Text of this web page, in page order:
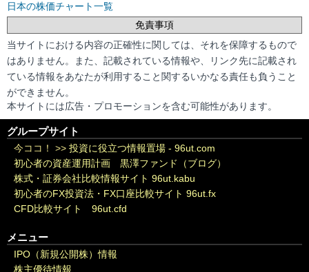
日本の株価チャート一覧
免責事項
当サイトにおける内容の正確性に関しては、それを保障するもので
はありません。また、記載されている情報や、リンク先に記載され
ている情報をあなたが利用すること関するいかなる責任も負うこと
ができません。
本サイトには広告・プロモーションを含む可能性があります。
グループサイト
今ココ！ >> 投資に役立つ情報置場 - 96ut.com
初心者の資産運用計画 黒澤ファンド（ブログ）
株式・証券会社比較情報サイト 96ut.kabu
初心者のFX投資法・FX口座比較サイト 96ut.fx
CFD比較サイト 96ut.cfd
メニュー
IPO（新規公開株）情報
株主優待情報